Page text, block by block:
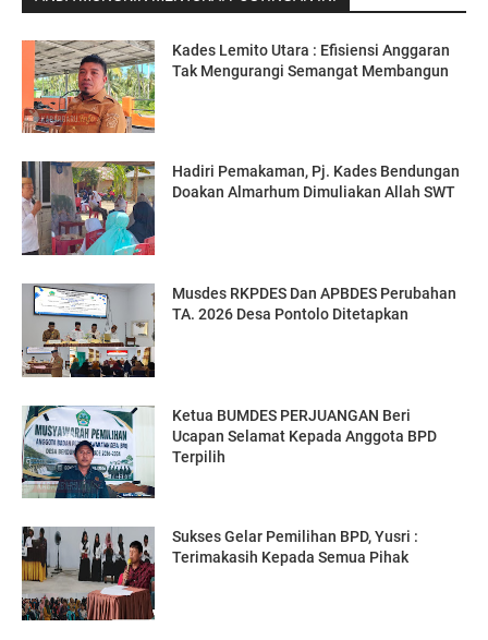
Kades Lemito Utara : Efisiensi Anggaran
Tak Mengurangi Semangat Membangun
Hadiri Pemakaman, Pj. Kades Bendungan
Doakan Almarhum Dimuliakan Allah SWT
Musdes RKPDES Dan APBDES Perubahan
TA. 2026 Desa Pontolo Ditetapkan
Ketua BUMDES PERJUANGAN Beri
Ucapan Selamat Kepada Anggota BPD
Terpilih
Sukses Gelar Pemilihan BPD, Yusri :
Terimakasih Kepada Semua Pihak